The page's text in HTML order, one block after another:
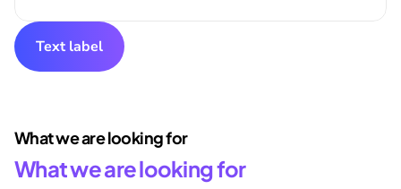
Text label
What we are looking for
What we are looking for